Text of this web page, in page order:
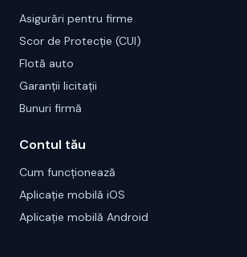
Asigurări pentru firme
Scor de Protecție (CUI)
Flotă auto
Garanții licitații
Bunuri firmă
Contul tău
Cum funcționează
Aplicație mobilă iOS
Aplicație mobilă Android